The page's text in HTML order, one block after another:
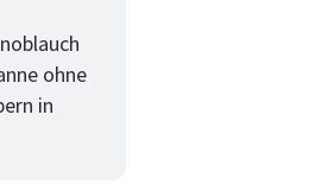
ohne
in